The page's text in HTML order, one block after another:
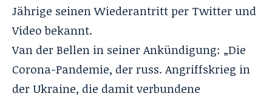
Jährige seinen Wiederantritt per Twitter und
Video bekannt.
Van der Bellen in seiner Ankündigung: „Die
Corona-Pandemie, der russ. Angriffskrieg in
der Ukraine, die damit verbundene